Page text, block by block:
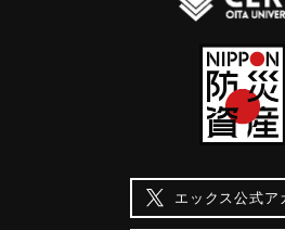
エックス公式ア